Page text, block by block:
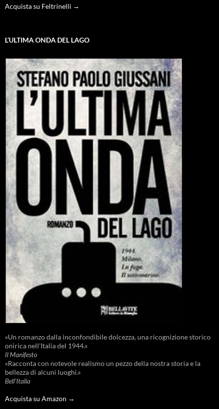
Acquista su Feltrinelli →
L’ULTIMA ONDA DEL LAGO
«Un romanzo dalla inconfondibile dolcezza, una ricognizione storico
onirica nell'Italia del 1944.»
Il Manifesto
«Racconta con notevole realismo un pezzo della nostra storia e la
bellezza di alcuni luoghi.»
Bell'Italia
Acquista su Amazon →